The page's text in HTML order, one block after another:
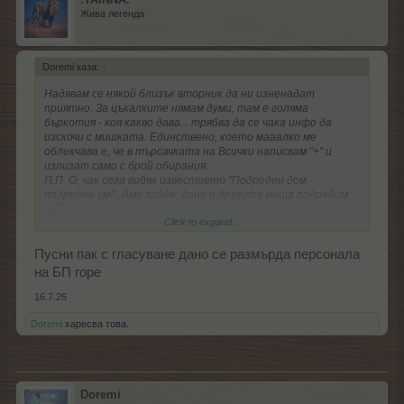
Жива легенда
Doremi каза: ↑
Надявам се някой близък вторник да ни изненадат
приятно. За цъкалките нямам думи, там е голяма
бъркотия - коя какво дава... трябва да се чака инфо да
изскочи с мишката. Единствено, което мааалко ме
облекчава е, че в търсачката на Всички написвам "+" и
излизат само с брой обирания.
П.П. О, чак сега видях известието "Подреден дом -
Click to expand...
Пусни пак с гласуване дано се размърда персонала
на БП горе
16.7.26
Doremi харесва това.
Doremi